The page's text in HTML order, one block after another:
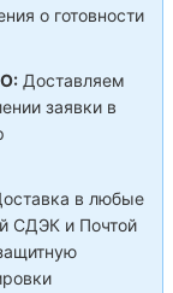
о готовности
Доставляем
заявки в
в любые
СДЭК и Почтой